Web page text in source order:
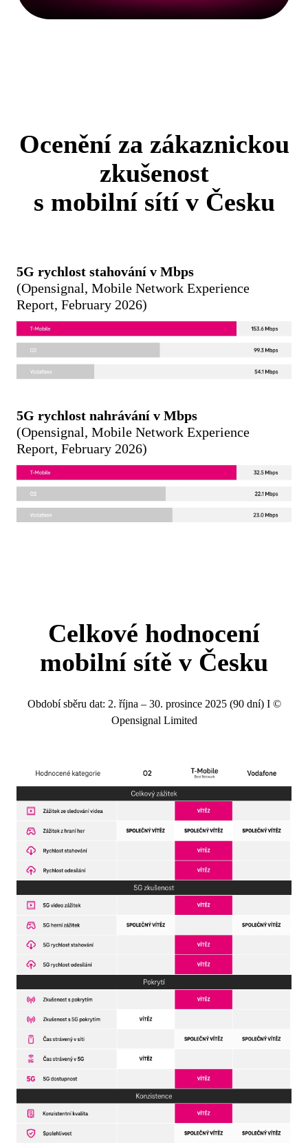
Ocenění za zákaznickou
zkušenost
s mobilní sítí v Česku
5G rychlost stahování v Mbps
(Ope­nsignal, Mobile Network Experience
Report, February 2026)
5G rychlost nahrávání v Mbps
(Ope­nsignal, Mobile Network Experience
Report, February 2026)
Celkové hodnocení
mobilní sítě v Česku
Období sběru dat: 2. října – 30. prosince 2025 (90 dní) I ©
Opensignal Limited